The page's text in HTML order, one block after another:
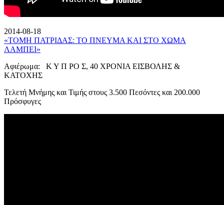
2014-08-18
«ΤΟΜΗ ΠΑΤΡΙΔΑΣ: ΤΟ ΠΝΕΥΜΑ ΚΑΙ ΣΤΟ ΧΩΜΑ
ΛΑΜΠΕΙ»
Αφιέρωμα: Κ Υ Π ΡΟ Σ, 40 ΧΡΟΝΙΑ ΕΙΣΒΟΛΗΣ &
ΚΑΤΟΧΗΣ
Τελετή Μνήμης και Τιμής στους 3.500 Πεσόντες και 200.000
Πρόσφυγες